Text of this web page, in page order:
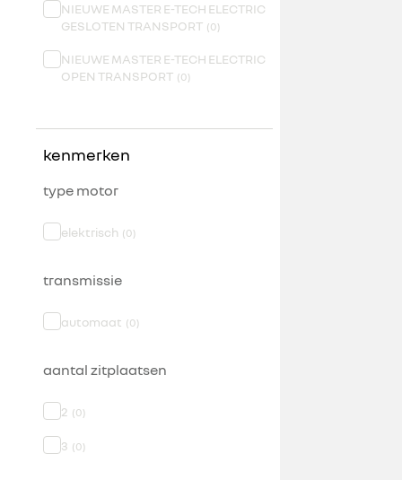
NIEUWE MASTER E-TECH ELECTRIC
GESLOTEN TRANSPORT (0)
NIEUWE MASTER E-TECH ELECTRIC
OPEN TRANSPORT (0)
kenmerken
type motor
elektrisch (0)
transmissie
automaat (0)
aantal zitplaatsen
2 (0)
3 (0)